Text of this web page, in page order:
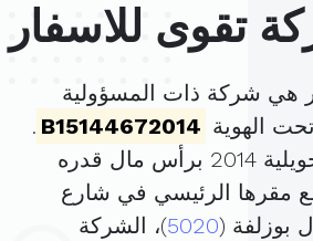
تقوى للاسفار
هي شركة ذات المسؤولية
الهوية B15144672014
.
مقرها الرئيسي في شارع
بوزلفة (5020)، الشركة